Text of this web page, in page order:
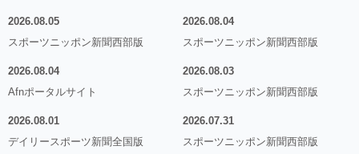
2026.08.05
スポーツニッポン新聞西部版
2026.08.04
スポーツニッポン新聞西部版
2026.08.04
Afnポータルサイト
2026.08.03
スポーツニッポン新聞西部版
2026.08.01
デイリースポーツ新聞全国版
2026.07.31
スポーツニッポン新聞西部版